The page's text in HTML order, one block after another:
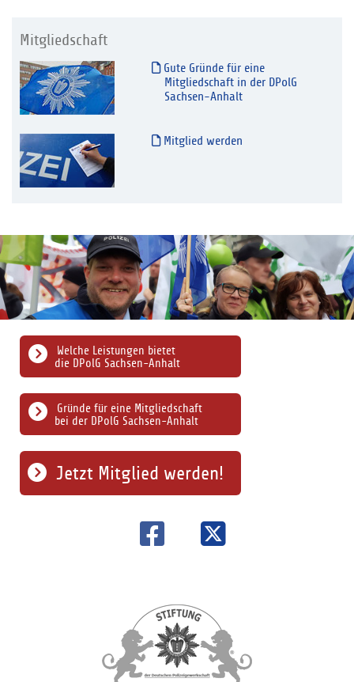
Mitgliedschaft
Gute Gründe für eine
Mitgliedschaft in der DPolG
Sachsen-Anhalt
Mitglied werden
Gründe für eine Mitgliedschaft
bei der DPolG Sachsen-Anhalt
Welche Leistungen bietet
die DPolG Sachsen-Anhalt
Jetzt Mitglied werden!